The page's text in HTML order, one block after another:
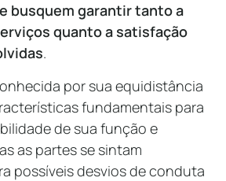
busquem garantir tanto a
quanto a satisfação
.
por sua equidistância
fundamentais para
de sua função e
as partes se sintam
possíveis desvios de conduta